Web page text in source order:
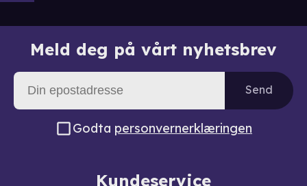
Meld deg på vårt nyhetsbrev
Send
Godta personvernerklæringen
Kundeservice